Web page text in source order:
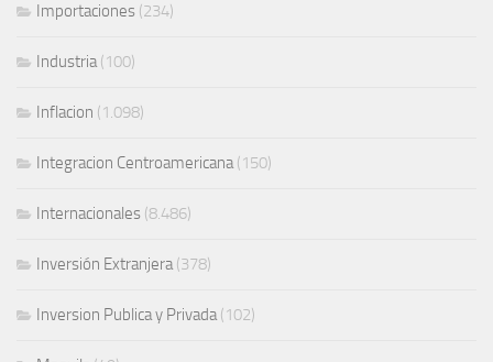
Importaciones (234)
Industria(100)
Inflacion (1.098)
Integracion Centroamericana(150)
Internacionales (8.486)
Inversión Extranjera(378)
Inversion Publica y Privada(102)